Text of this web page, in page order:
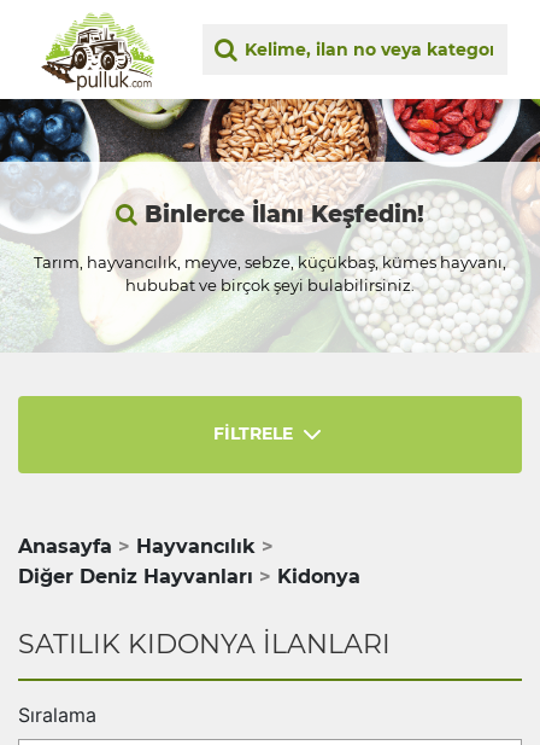
Binlerce İlanı Keşfedin!
Tarım, hayvancılık, meyve, sebze, küçükbaş, kümes hayvanı,
hububat ve birçok şeyi bulabilirsiniz.
FİLTRELE
Anasayfa
Hayvancılık
Diğer Deniz Hayvanları
Kidonya
SATILIK KIDONYA İLANLARI
Sıralama